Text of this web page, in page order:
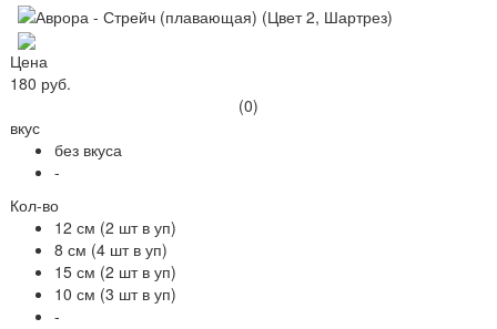
Цена
180 руб.
(0)
вкус
без вкуса
-
Кол-во
12 см (2 шт в уп)
8 см (4 шт в уп)
15 см (2 шт в уп)
10 см (3 шт в уп)
-